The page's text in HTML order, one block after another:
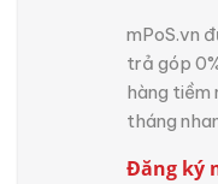
mPoS.vn
trả góp
hàng tiềm
tháng
Đăng ký